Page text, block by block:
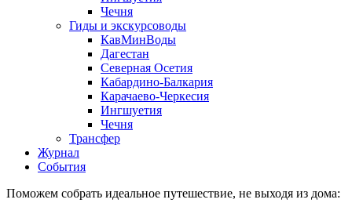
Чечня
Гиды и экскурсоводы
КавМинВоды
Дагестан
Северная Осетия
Кабардино-Балкария
Карачаево-Черкесия
Ингшуетия
Чечня
Трансфер
Журнал
События
Поможем собрать идеальное путешествие, не выходя из дома: